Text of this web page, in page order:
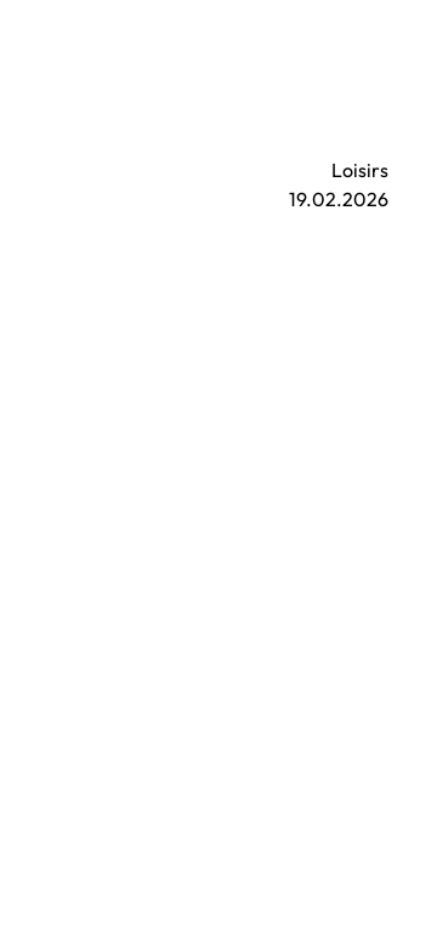
Loisirs
19.02.2026